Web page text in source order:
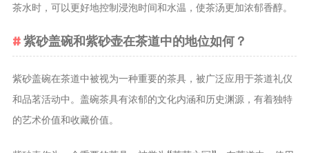
茶水时，可以更好地控制浸泡时间和水温，使茶汤更加浓郁香醇。
紫砂盖碗和紫砂壶在茶道中的地位如何？
紫砂盖碗在茶道中被视为一种重要的茶具，被广泛应用于茶道礼仪
和品茗活动中。盖碗茶具有浓郁的文化内涵和历史渊源，有着独特
的艺术价值和收藏价值。
茶叶教育
茶叶鉴赏
茶艺
茶道